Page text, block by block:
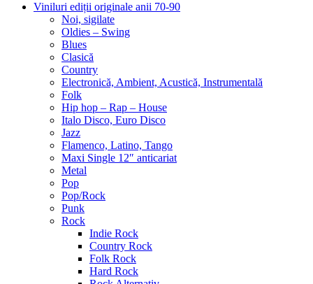
Viniluri ediții originale anii 70-90
Noi, sigilate
Oldies – Swing
Blues
Clasică
Country
Electronică, Ambient, Acustică, Instrumentală
Folk
Hip hop – Rap – House
Italo Disco, Euro Disco
Jazz
Flamenco, Latino, Tango
Maxi Single 12″ anticariat
Metal
Pop
Pop/Rock
Punk
Rock
Indie Rock
Country Rock
Folk Rock
Hard Rock